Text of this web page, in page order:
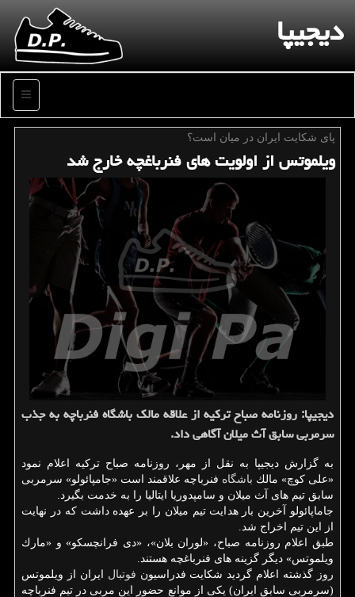
دیجیپا
منو
پای شكایت ایران در میان است؟
ویلموتس از اولویت های فنرباغچه خارج شد
دیجیپا: روزنامه صباح تركیه از علاقه مالك باشگاه فنرباچه به جذب
سرمربی سابق آث میلان آگاهی داد.
به گزارش دیجیپا به نقل از مهر، روزنامه صباح تركیه اعلام نمود
«علی كوچ» مالك باشگاه فنرباچه علاقمند است «جامپائولو» سرمربی
سابق تیم های آث میلان و سامپدوریا ایتالیا را به خدمت بگیرد.
جاماپائولو آخرین بار هدایت تیم میلان را بر عهده داشت كه در نهایت
از این تیم اخراج شد.
طبق اعلام روزنامه صباح، «لوران بلان»، «دی فرانچسكو» و «مارك
ویلموتس» دیگر گزینه های فنرباغچه هستند.
روز گذشته اعلام گردید شكایت فدراسیون فوتبال ایران از ویلموتس
(سرمربی سابق ایران) یكی از موانع حضور این مربی در تیم فنرباچه